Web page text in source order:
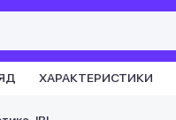
ХАРАКТЕРИСТИКИ